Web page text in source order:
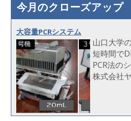
今月のクローズアップ
大容量PCRシステム
山口大学
短時間で
PCR法の
株式会社